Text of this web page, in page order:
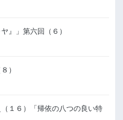
』」第六回（６）
）
１６）「帰依の八つの良い特